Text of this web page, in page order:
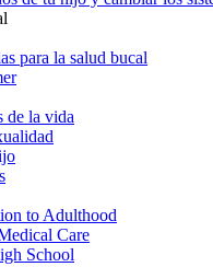
para la salud bucal
de la vida
to Adulthood
Care
School